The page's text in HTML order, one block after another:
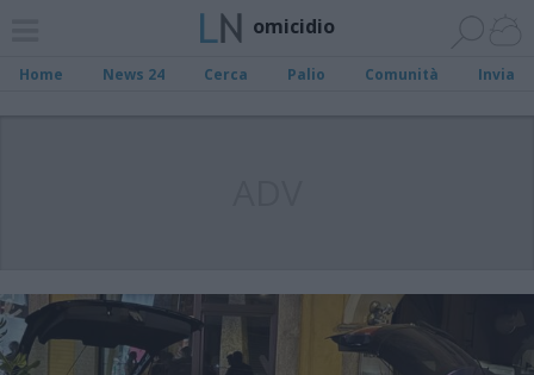
omicidio
Home News 24 Cerca Palio Comunità Invia